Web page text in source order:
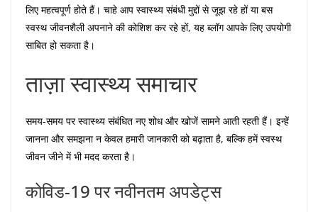
लिए महत्वपूर्ण होते हैं। चाहे आप स्वास्थ्य संबंधी मुद्दों से जूझ रहे हों या बस
स्वस्थ जीवनशैली अपनाने की कोशिश कर रहे हों, यह ब्लॉग आपके लिए उपयोगी
साबित हो सकता है।
ताज़ा स्वास्थ्य समाचार
समय-समय पर स्वास्थ्य संबंधित नए शोध और खोजें सामने आती रहती हैं। इन्हें
जानना और समझना न केवल हमारी जानकारी को बढ़ाता है, बल्कि हमें स्वस्थ
जीवन जीने में भी मदद करता है।
कोविड-19 पर नवीनतम अपडेट्स